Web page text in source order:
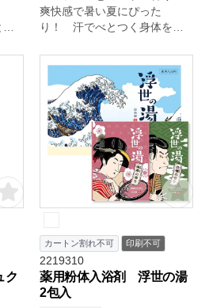
爽快感で暑い夏にぴった
り！ 汗でべとつく身体をす
ーソープです。
ク
カートン割れ不可 印刷不可
2219310
薬用粉体入浴剤 浮世の湯
2包入